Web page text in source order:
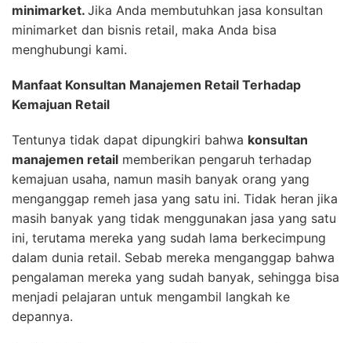
minimarket. Jika Anda membutuhkan jasa konsultan
minimarket dan bisnis retail, maka Anda bisa
menghubungi kami.
Manfaat Konsultan Manajemen Retail Terhadap
Kemajuan Retail
Tentunya tidak dapat dipungkiri bahwa konsultan
manajemen retail memberikan pengaruh terhadap
kemajuan usaha, namun masih banyak orang yang
menganggap remeh jasa yang satu ini. Tidak heran jika
masih banyak yang tidak menggunakan jasa yang satu
ini, terutama mereka yang sudah lama berkecimpung
dalam dunia retail. Sebab mereka menganggap bahwa
pengalaman mereka yang sudah banyak, sehingga bisa
menjadi pelajaran untuk mengambil langkah ke
depannya.